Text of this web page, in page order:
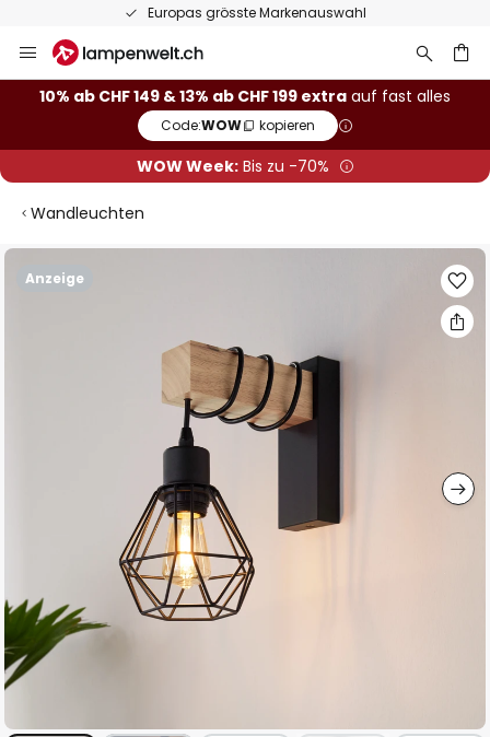
Europas grösste Markenauswahl
Inhalt
springen
10% ab CHF 149 & 13% ab CHF 199 extra auf fast alles
Code:WOW kopieren
WOW Week:Bis zu -70%
Wandleuchten
Anzeige
Zum
Ende